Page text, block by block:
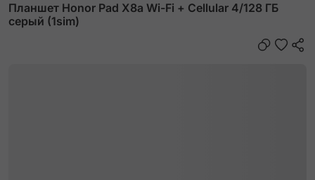
Планшет Honor Pad X8a Wi-Fi + Cellular 4/128 ГБ
серый (1sim)